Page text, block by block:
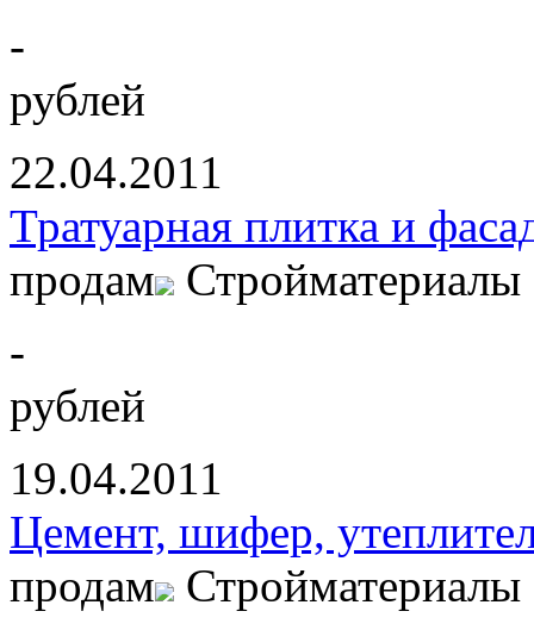
-
рублей
22.04.2011
Тратуарная плитка и
продам
Стройматериалы
-
рублей
19.04.2011
Цемент, шифер,
продам
Стройматериалы